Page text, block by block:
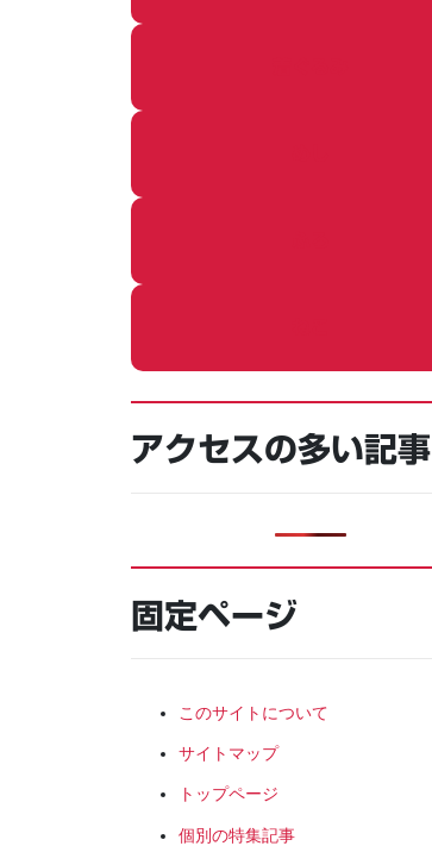
アクセスの多い記事
固定ページ
このサイトについて
サイトマップ
トップページ
個別の特集記事